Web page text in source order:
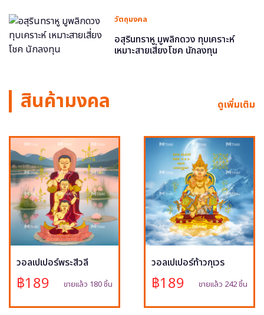
วัตถุมงคล
อสุรินทราหู มูพลิกดวง ทุบเคราะห์
เหมาะสายเสี่ยงโชค นักลงทุน
สินค้ามงคล ดูเพิ่มเติม
วอลเปเปอร์พระสีวลี
฿189 ขายแล้ว 180 ชิ้น
วอลเปเปอร์ท้าวกุเวร
฿189 ขายแล้ว 242 ชิ้น